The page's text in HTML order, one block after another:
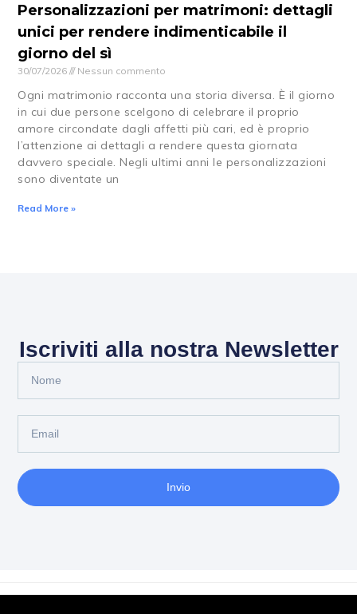
Personalizzazioni per matrimoni: dettagli
unici per rendere indimenticabile il
giorno del sì
30/07/2026 Nessun commento
Ogni matrimonio racconta una storia diversa. È il giorno
in cui due persone scelgono di celebrare il proprio
amore circondate dagli affetti più cari, ed è proprio
l’attenzione ai dettagli a rendere questa giornata
davvero speciale. Negli ultimi anni le personalizzazioni
sono diventate un
Read More »
Iscriviti alla nostra Newsletter
Invio